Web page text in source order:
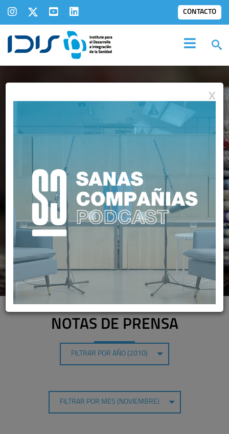
CONTACTO
SALA DEPRENSA
NOTAS DE PRENSA
FILTRAR POR AÑO (2010)
FILTRAR POR MES (NOVIEMBRE)
X